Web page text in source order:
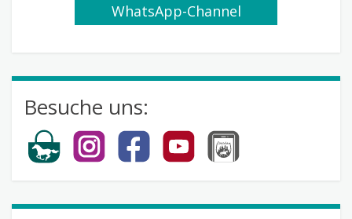
WhatsApp-Channel
Besuche uns: